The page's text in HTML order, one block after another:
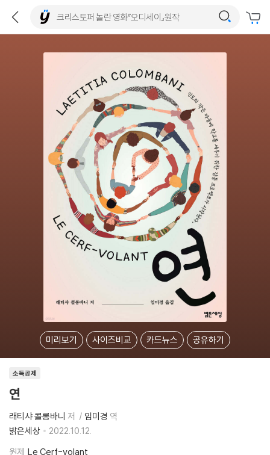
미리보기 사이즈비교 카드뉴스 공유하기
소득공제
연
래티샤 콜롱바니 저 임미경 역
밝은세상
2022.10.12.
원제 Le Cerf-volant